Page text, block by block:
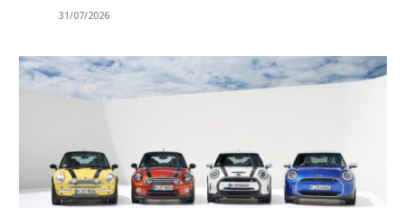
31/07/2026